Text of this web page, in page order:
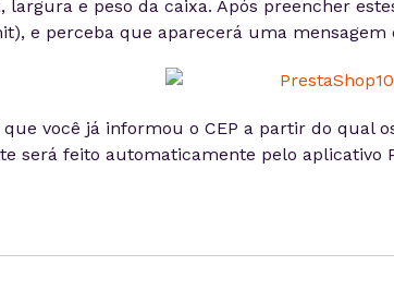
largura e peso da caixa. Após preencher
e perceba que aparecerá uma mensagem
que você já informou o CEP a partir do qual
será feito automaticamente pelo aplicativo